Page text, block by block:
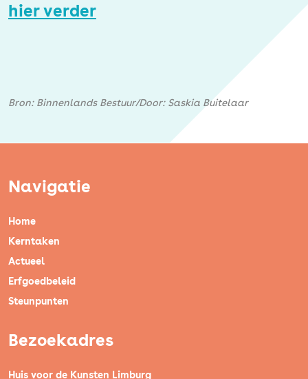
hier verder
Bron: Binnenlands Bestuur/Door: Saskia Buitelaar
Navigatie
Home
Kerntaken
Actueel
Erfgoedbeleid
Steunpunten
Bezoekadres
Huis voor de Kunsten Limburg